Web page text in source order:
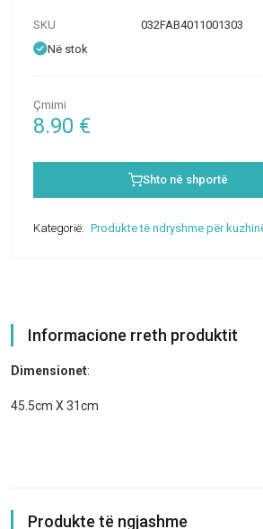
SKU
032FAB4011001303
Në stok
Çmimi
8.90 €
Shto në shportë
Kategorië: Produkte të ndryshme për
Informacione rreth produktit
Dimensionet:
45.5cm X 31cm
Produkte të ngjashme